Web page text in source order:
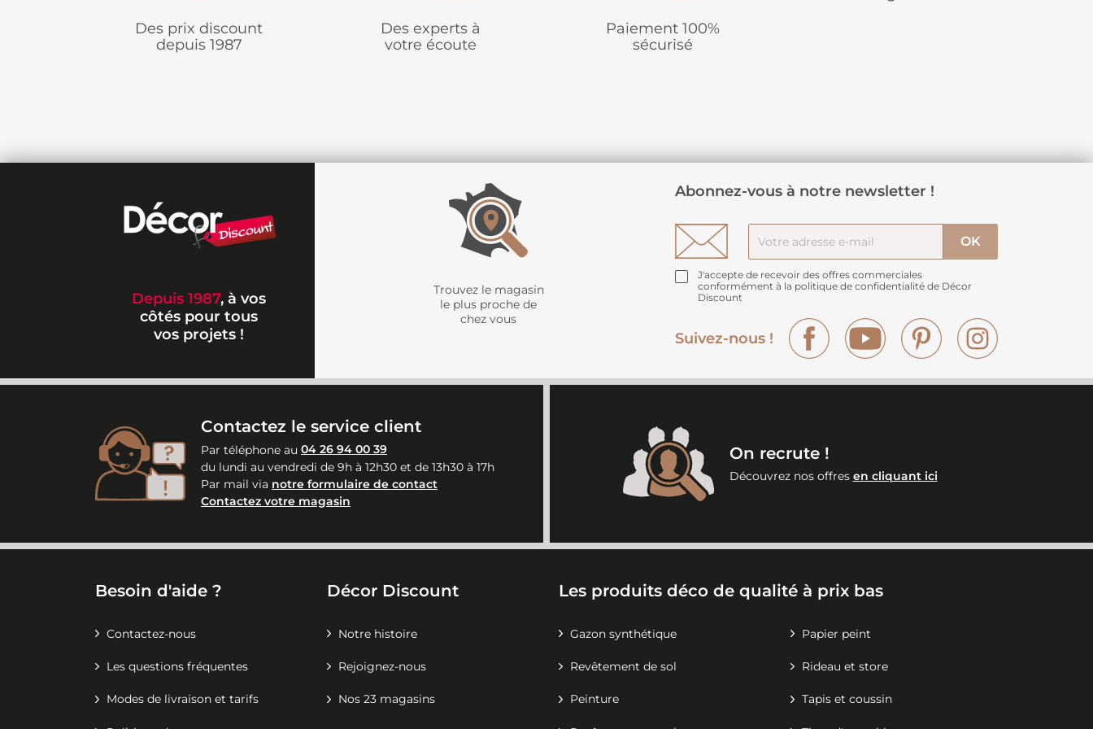
Des prix discount
depuis 1987
Des experts à
votre écoute
Paiement 100%
sécurisé
Depuis 1987, à vos
côtés pour tous
vos projets !
Trouvez le magasin
le plus proche de
chez vous
Abonnez-vous à notre newsletter !
J'accepte de recevoir des offres commerciales
conformément à la politique de confidentialité de Décor
Discount
Suivez-nous !
Facebook YouTube Pinterest
Contactez le service client
Par téléphone au 04 26 94 00 39
du lundi au vendredi de 9h à 12h30 et de 13h30 à 17h
Par mail via notre formulaire de contact
Contactez votre magasin
On recrute !
Découvrez nos offres en cliquant ici
Besoin d'aide ?
Contactez-nous
Les questions fréquentes
Modes de livraison et tarifs
Décor Discount
Notre histoire
Rejoignez-nous
Nos 23 magasins
Les produits déco de qualité à prix bas
Gazon synthétique Papier peint
Revêtement de sol Rideau et store
Peinture Tapis et coussin